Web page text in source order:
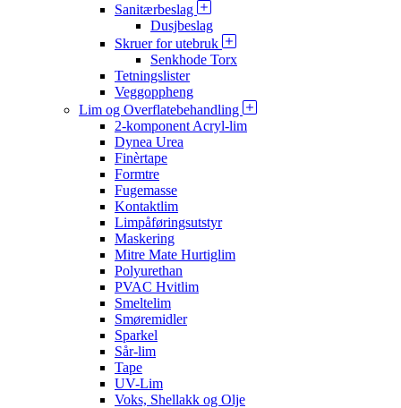
Sanitærbeslag
Dusjbeslag
Skruer for utebruk
Senkhode Torx
Tetningslister
Veggoppheng
Lim og Overflatebehandling
2-komponent Acryl-lim
Dynea Urea
Finèrtape
Formtre
Fugemasse
Kontaktlim
Limpåføringsutstyr
Maskering
Mitre Mate Hurtiglim
Polyurethan
PVAC Hvitlim
Smeltelim
Smøremidler
Sparkel
Sår-lim
Tape
UV-Lim
Voks, Shellakk og Olje